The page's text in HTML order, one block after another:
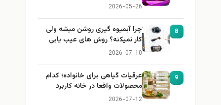
2026-05-26
8
چرا آبمیوه گیری روشن میشه ولی
کار نمیکنه؟ روش های عیب یابی
2026-07-10
9
عرقیات گیاهی برای خانواده؛ کدام
محصولات واقعا در خانه کاربرد
دارند؟
2026-07-12